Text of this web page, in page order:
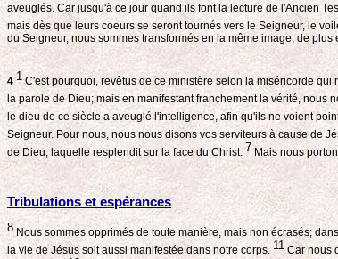
aveuglés. Car jusqu'à ce jour quand ils font la lecture de l'Ancien
mais dès que leurs coeurs se seront tournés vers le Seigneur, le
du Seigneur, nous sommes transformés en la même image, de
4 1C'est pourquoi, revêtus de ce ministère selon la miséricorde
la parole de Dieu; mais en manifestant franchement la vérité, nous
le dieu de ce siècle a aveuglé l'intelligence, afin qu'ils ne voient
Seigneur. Pour nous, nous nous disons vos serviteurs à cause de
de Dieu, laquelle resplendit sur la face du Christ.7Mais nous
Tribulations et espérances
8 Nous sommes opprimés de toute manière, mais non écrasés;
la vie de Jésus soit aussi manifestée dans notre corps. 11 Car nous